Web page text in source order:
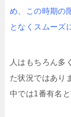
め、この時期の
となくスムーズ
人はもちろん多
た状況ではあり
中では1番有名